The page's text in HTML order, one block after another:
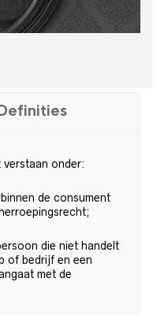
verstaan onder:
de consument
die niet handelt
of bedrijf en een
met de